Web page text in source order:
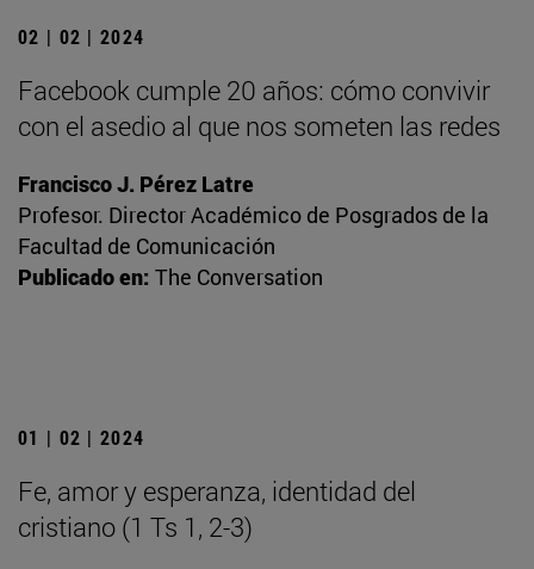
02 | 02 | 2024
Facebook cumple 20 años: cómo convivir
con el asedio al que nos someten las redes
Francisco J. Pérez Latre
Profesor. Director Académico de Posgrados de la
Facultad de Comunicación
Publicado en: The Conversation
01 | 02 | 2024
Fe, amor y esperanza, identidad del
cristiano (1 Ts 1, 2-3)